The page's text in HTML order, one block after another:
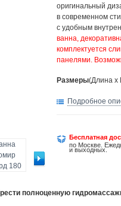
оригинальный
в современном
с удобным
ванна,
комплектуется
панелями.
Размеры(Длина х
Подробное
Бесплатная
по Москве.
и выходных.
полноценную